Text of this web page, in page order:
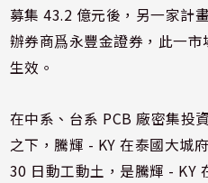
募集 43.2 億元後，另一家計
辦券商爲永豐金證券，此一
生效。
在中系、台系 PCB 廠密集投
之下，騰輝 - KY 在泰國大城
30 日動工動土，是騰輝 - KY